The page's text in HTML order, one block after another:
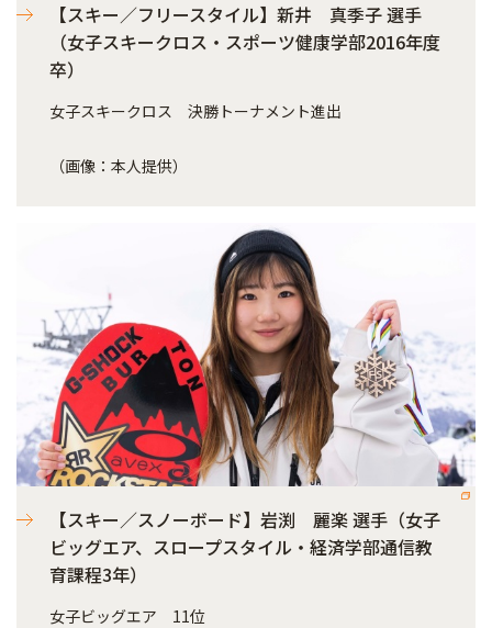
【スキー／フリースタイル】新井 真季子 選手
（女子スキークロス・スポーツ健康学部2016年度
卒）
女子スキークロス 決勝トーナメント進出
（画像：本人提供）
【スキー／スノーボード】岩渕 麗楽 選手（女子
ビッグエア、スロープスタイル・経済学部通信教
育課程3年）
女子ビッグエア 11位